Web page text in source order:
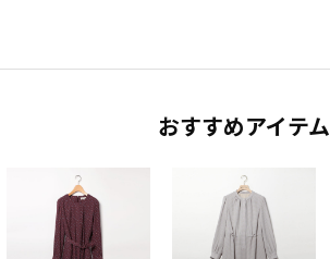
おすすめアイテム